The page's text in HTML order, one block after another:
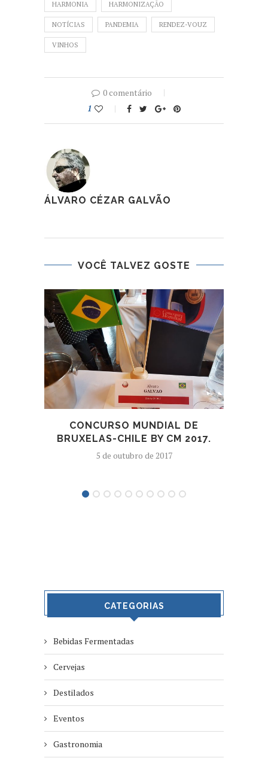
HARMONIA HARMONIZAÇÃO
NOTÍCIAS PANDEMIA RENDEZ-VOUZ
VINHOS
0 comentário
1
ÁLVARO CÉZAR GALVÃO
VOCÊ TALVEZ GOSTE
CONCURSO MUNDIAL DE
BRUXELAS-CHILE BY CM 2017.
5 de outubro de 2017
CATEGORIAS
Bebidas Fermentadas
Cervejas
Destilados
Eventos
Gastronomia